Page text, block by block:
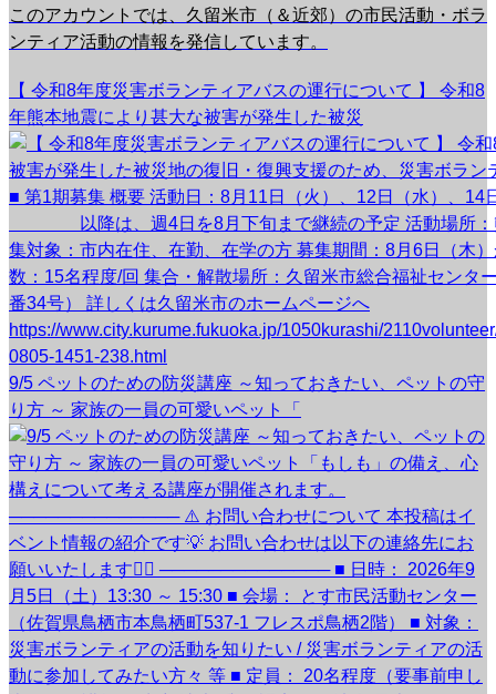
このアカウントでは、久留米市（＆近郊）の市民活動・ボラ
ンティア活動の情報を発信しています。
【 令和8年度災害ボランティアバスの運行について 】 令和8
年熊本地震により甚大な被害が発生した被災
9/5 ペットのための防災講座 ～知っておきたい、ペットの守
り方 ～ 家族の一員の可愛いペット「